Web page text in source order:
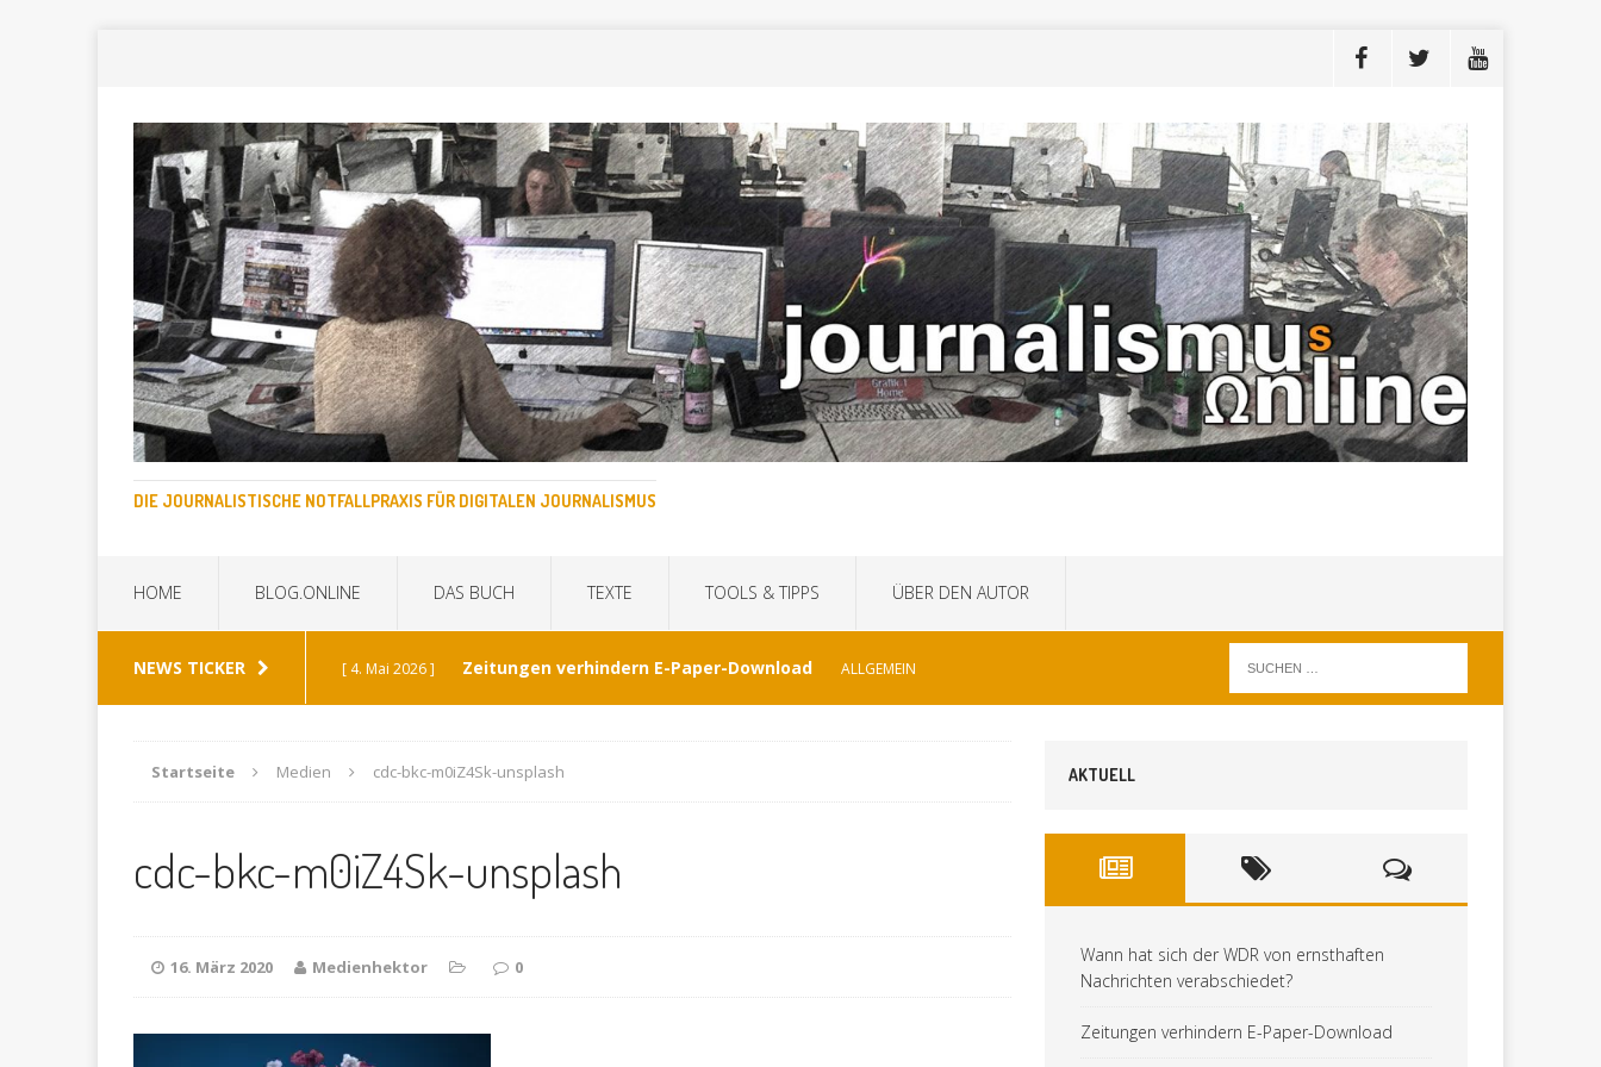
DIE JOURNALISTISCHE NOTFALLPRAXIS FÜR DIGITALEN JOURNALISMUS
HOME BLOG.ONLINE DAS BUCH TEXTE TOOLS & TIPPS ÜBER DEN AUTOR
NEWS TICKER [ 4. Mai 2026 ] Zeitungen verhindern E-Paper-Download ALLGEMEIN
[ 8. Januar 2026 ] „Die Zeit“fälscht Interview mit KI TECHNIK
[ 19. Dezember 2025 ] KI-generierte Interviews
[ 30. Mai 2026 ] Wann hat sich der WDR von ernsthaften Nachrichten
verabschiedet?
Startseite Medien cdc-bkc-m0iZ4Sk-unsplash
cdc-bkc-m0iZ4Sk-unsplash
16. März 2020 Medienhektor 0
AKTUELL
Wann hat sich der WDR von ernsthaften
Nachrichten verabschiedet?
Zeitungen verhindern E-Paper-Download